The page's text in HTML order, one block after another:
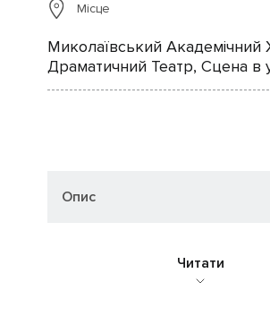
Місце
Миколаївський Академічний
Драматичний Театр, Сцена в
Опис
Читати